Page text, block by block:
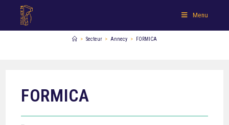
Menu
> Secteur > Annecy > FORMICA
FORMICA